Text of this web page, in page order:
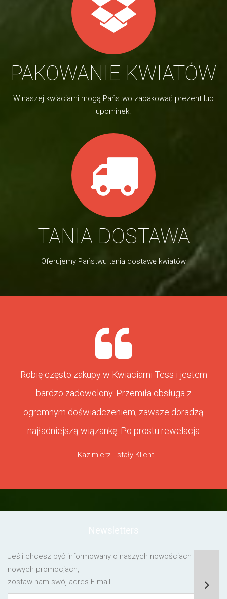
PAKOWANIE KWIATÓW
W naszej kwiaciarni mogą Państwo zapakować prezent lub
upominek.
TANIA DOSTAWA
Oferujemy Państwu tanią dostawę kwiatów
Robię często zakupy w Kwiaciarni Tess i jestem
bardzo zadowolony. Przemiła obsługa z
ogromnym doświadczeniem, zawsze doradzą
najładniejszą wiązankę. Po prostu rewelacja
- Kazimierz - stały Klient
Jeśli chcesz być informowany o naszych nowościach lub o
nowych promocjach,
zostaw nam swój adres E-mail